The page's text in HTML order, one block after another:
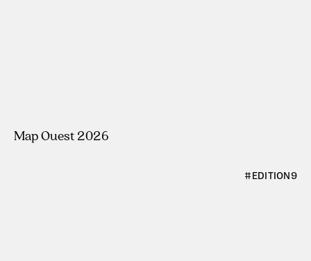
#ÉDITION10
Map Ouest 2026
#ÉDITION9